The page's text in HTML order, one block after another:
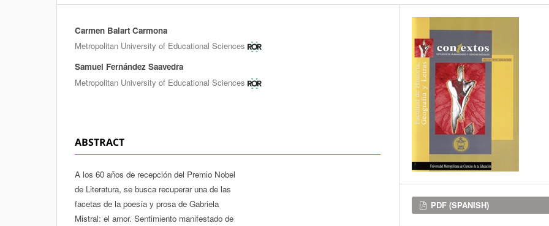
Authors
Carmen Balart Carmona
Metropolitan University of Educational Sciences
Samuel Fernández Saavedra
Metropolitan University of Educational Sciences
ABSTRACT
A los 60 años de recepción del Premio Nobel
de Literatura, se busca recuperar una de las
facetas de la poesía y prosa de Gabriela
Mistral: el amor. Sentimiento manifestado de
Downloads
PDF (SPANISH)